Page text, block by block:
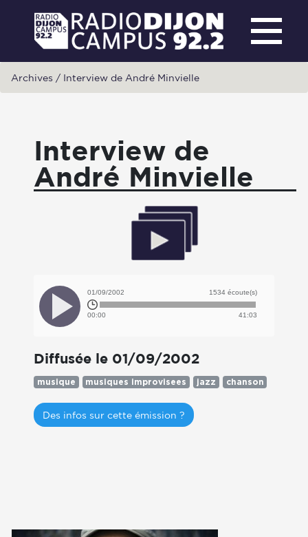
Archives / Interview de André Minvielle
Interview de
André Minvielle
01/09/2002 1534 écoute(s)
00:00 41:03
Diffusée le 01/09/2002
musique musiques improvisees jazz chanson
Des infos sur cette émission ?